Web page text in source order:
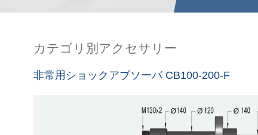
カテゴリ別アクセサリー
非常用ショックアブソーバ CB100-200-F